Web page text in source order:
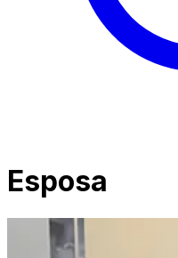
Esposa